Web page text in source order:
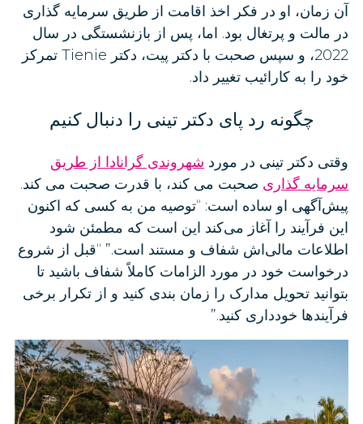
آن زمان، او در فکر اخذ اقامت از طریق سرمایه گذاری
در مالت و پرتغال بود. اما، پس از بازنشستگی در سال
2022، و سپس صحبت با دکتر پیت، دکتر Tienie تمرکز
خود را به کارائیب تغییر داد.
چگونه رد پای دکتر تینی را دنبال کنیم
وقتی دکتر تینی در مورد شهروندی گرانادا از طریق
سرمایه گذاری صحبت می کند، با قدرت صحبت می کند.
پیش‌آگهی او ساده است: “توصیه من به کسی که اکنون
این فرآیند را آغاز می‌کند این است که مطمئن شود
اطلاعات مالی‌اش شفاف و مستند است.” “قبل از شروع
درخواست خود در مورد الزامات کاملاً شفاف باشید تا
بتوانید تحویل مدارک را زمان بندی کنید و از تکرار برخی
فرآیندها خودداری کنید.”